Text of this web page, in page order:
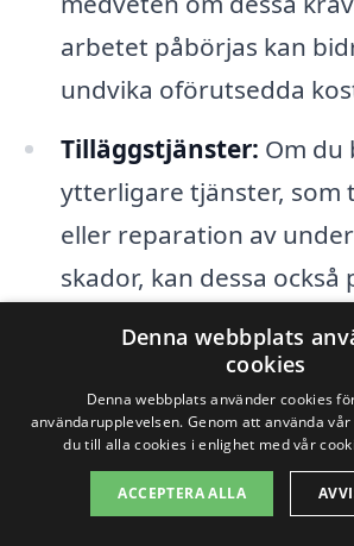
arbetet påbörjas kan
undvika oförutsedda
Tilläggstjänster: Om du
ytterligare tjänster, som
eller reparation av
skador, kan dessa också
totala kostnaden för
Det är alltid en bra idé att
offerter från olika företag
i Skällåkrae. Genom att
tjänster kan du hitta det
Denna webbplats
cookies
Denna webbplats använder cookies
användarupplevelsen. Genom att använda
du till alla cookies i enlighet med vår
ACCEPTERA ALLA